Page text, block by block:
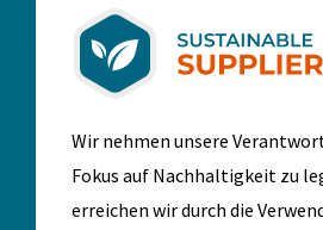
Wir nehmen unsere
Fokus auf Nachhaltigkeit zu
erreichen wir durch die